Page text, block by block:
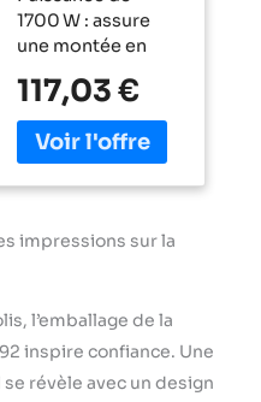
litres, 1700W,
BPA-PFOA
Safe, récipient
antiadhésif,
Affichage
numérique
sécurité, Livre
1700 W : assure
une montée en
rapide et une
cuisson
homogène, pour
réussis en un
Capacité de 8
2000 g en une
seule fois – idéale
pour les familles
117,03 €
impressions sur la
l’emballage de la
inspire confiance. Une
révèle avec un design